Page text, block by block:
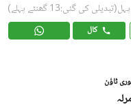
(تبدیلی کی گئی:13 گھنٹے پہلے)
کال